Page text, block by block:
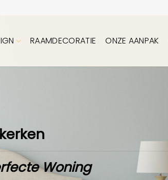
RAAMDECORATIE ONZE AANPAK
Woning